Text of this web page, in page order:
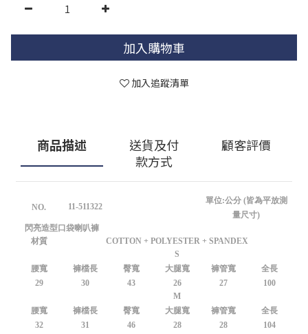
加入購物車
加入追蹤清單
商品描述
送貨及付
款方式
顧客評價
NO. 11-511322
單位:公分 (皆為平放測
量尺寸)
閃亮造型口袋喇叭褲
材質
COTTON + POLYESTER + SPANDEX
S
腰寬
褲檔長 臀寬 大腿寬 褲管寬
全長
29
30 43 26 27
100
M
腰寬
褲檔長 臀寬 大腿寬 褲管寬
全長
32
31 46 28 28
104